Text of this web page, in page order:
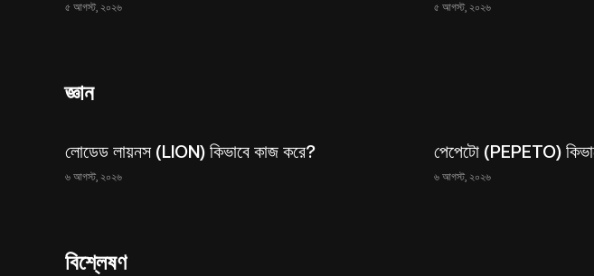
৫ আগস্ট, ২০২৬ ৫ আগস্ট, ২০২৬
জ্ঞান
লোডেড লায়নস (LION) কিভাবে কাজ করে?
৬ আগস্ট, ২০২৬
পেপেটো (PEPETO)
৬ আগস্ট, ২০২৬
বিশ্লেষণ